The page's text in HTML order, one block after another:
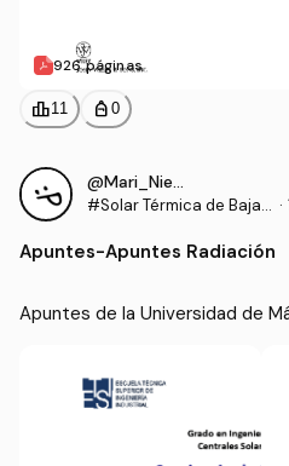
926 páginas
leaderboard11 personal_bag 0
@Mari_Nieves
#Solar Térmica de Baja T ·
Apuntes-Apuntes Radiación
Apuntes de la Universidad de